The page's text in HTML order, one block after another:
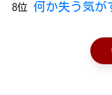
8位 何か失う気が